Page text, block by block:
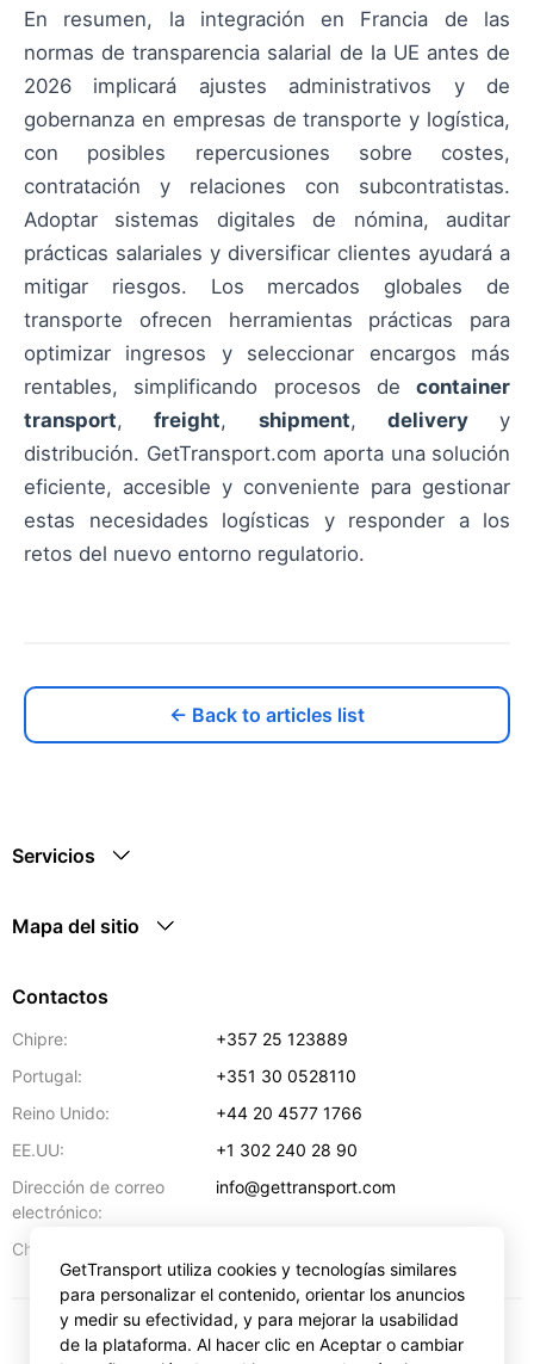
En resumen, la integración en Francia de las
normas de transparencia salarial de la UE antes de
2026 implicará ajustes administrativos y de
gobernanza en empresas de transporte y logística,
con posibles repercusiones sobre costes,
contratación y relaciones con subcontratistas.
Adoptar sistemas digitales de nómina, auditar
prácticas salariales y diversificar clientes ayudará a
mitigar riesgos. Los mercados globales de
transporte ofrecen herramientas prácticas para
optimizar ingresos y seleccionar encargos más
rentables, simplificando procesos de container
transport,freight, shipment, deliveryy
distribución. GetTransport.com aporta una solución
eficiente, accesible y conveniente para gestionar
estas necesidades logísticas y responder a los
retos del nuevo entorno regulatorio.
← Back to articles list
Servicios
Mapa del sitio
Contactos
Chipre:
+357 25 123889
Portugal:
+351 30 0528110
Reino Unido:
+44 20 4577 1766
EE.UU:
+1 302 240 28 90
Dirección de correo
electrónico:
info@gettransport.com
Chipre:
EUR
GetTransport utiliza cookies y tecnologías similares
para personalizar el contenido, orientar los anuncios
y medir su efectividad, y para mejorar la usabilidad
de la plataforma. Al hacer clic en Aceptar o cambiar